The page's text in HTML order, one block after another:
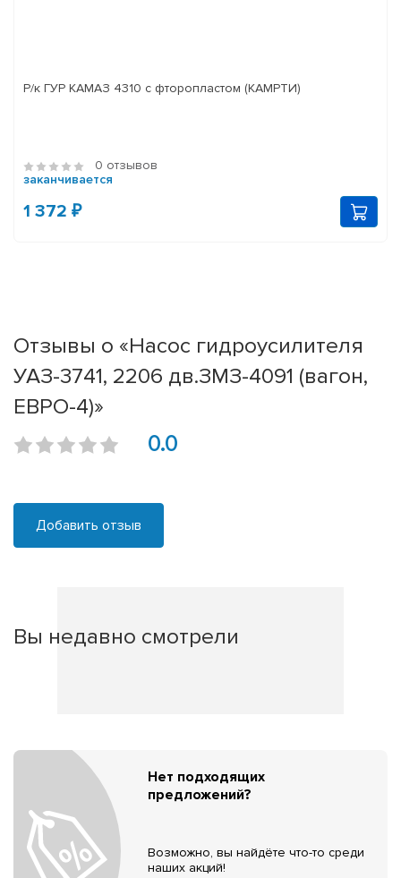
Р/к ГУР КАМАЗ 4310 с фторопластом (КАМРТИ)
0 отзывов
заканчивается
1 372 ₽
Отзывы о «Насос гидроусилителя
УАЗ-3741, 2206 дв.ЗМЗ-4091 (вагон,
ЕВРО-4)»
0.0
Добавить отзыв
Вы недавно смотрели
Нет подходящих
предложений?
Возможно, вы найдёте что-то среди
наших акций!